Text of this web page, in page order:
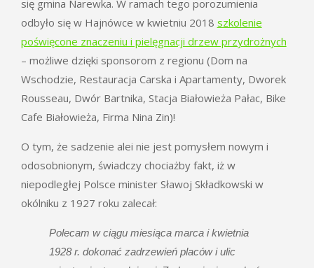
się gmina Narewka. W ramach tego porozumienia
odbyło się w Hajnówce w kwietniu 2018 szkolenie
poświęcone znaczeniu i pielęgnacji drzew przydrożnych
– możliwe dzięki sponsorom z regionu (Dom na
Wschodzie, Restauracja Carska i Apartamenty, Dworek
Rousseau, Dwór Bartnika, Stacja Białowieża Pałac, Bike
Cafe Białowieża, Firma Nina Zin)!
O tym, że sadzenie alei nie jest pomysłem nowym i
odosobnionym, świadczy chociażby fakt, iż w
niepodległej Polsce minister Sławoj Składkowski w
okólniku z 1927 roku zalecał:
Polecam w ciągu miesiąca marca i kwietnia
1928 r. dokonać zadrzewień placów i ulic